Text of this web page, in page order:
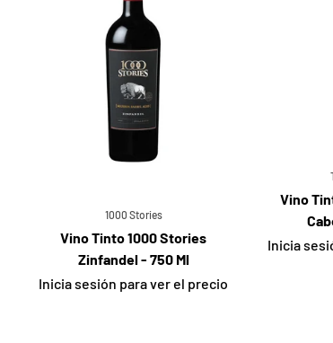
1000 Stories
Vino Tinto 1000 Stories
Zinfandel - 750 Ml
Inicia sesión para ver el precio
Vino
Inicia